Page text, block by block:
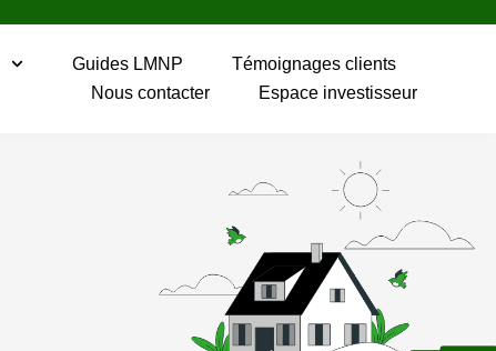
Guides LMNP
Témoignages clients
Nous contacter
Espace investisseur